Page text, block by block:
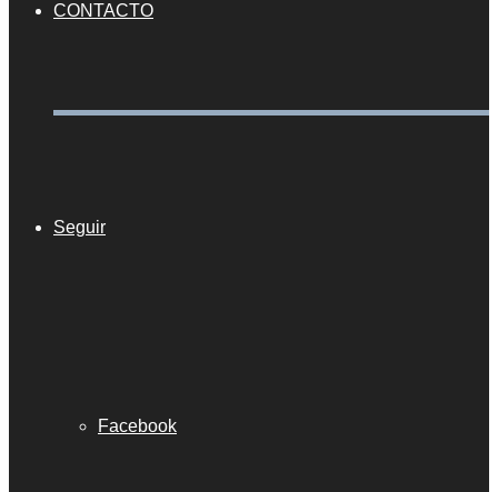
CONTACTO
Seguir
Facebook